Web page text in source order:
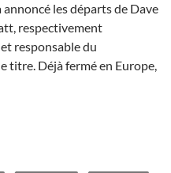
les départs de Dave
respectivement
responsable du
titre. Déjà fermé en Europe,